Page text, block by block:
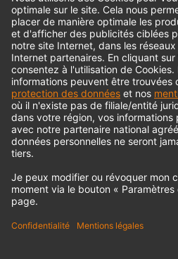
© 2018 - 2026Georg Neumann GmbH
Impression
Politique de confidentialité
Conditions générales